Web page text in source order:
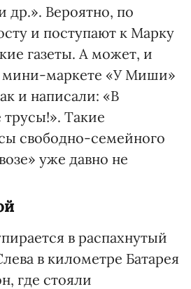
др.». Вероятно, по
и поступают к Марку
газеты. А может, и
мини-маркете «У Миши»
и написали: «В
Такие
свободно-семейного
уже давно не
в распахнутый
в километре Батарея
где стояли